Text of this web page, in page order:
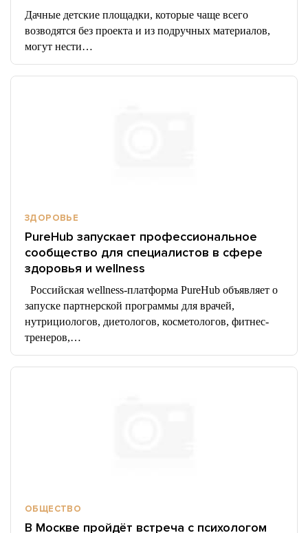
Дачные детские площадки, которые чаще всего
возводятся без проекта и из подручных материалов,
могут нести…
ЗДОРОВЬЕ
PureHub запускает профессиональное
сообщество для специалистов в сфере
здоровья и wellness
Российская wellness-платформа PureHub объявляет о
запуске партнерской программы для врачей,
нутрициологов, диетологов, косметологов, фитнес-
тренеров,…
ОБЩЕСТВО
В Москве пройдёт встреча с психологом